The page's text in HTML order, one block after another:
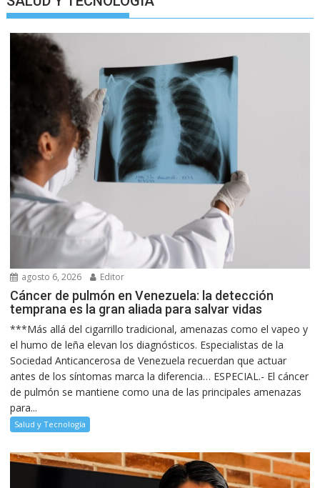
agosto 6, 2026 Editor
Cáncer de pulmón en Venezuela: la detección
temprana es la gran aliada para salvar vidas
***Más allá del cigarrillo tradicional, amenazas como el vapeo y
el humo de leña elevan los diagnósticos. Especialistas de la
Sociedad Anticancerosa de Venezuela recuerdan que actuar
antes de los síntomas marca la diferencia… ESPECIAL.- El cáncer
de pulmón se mantiene como una de las principales amenazas
para...
Salud y Tecnología